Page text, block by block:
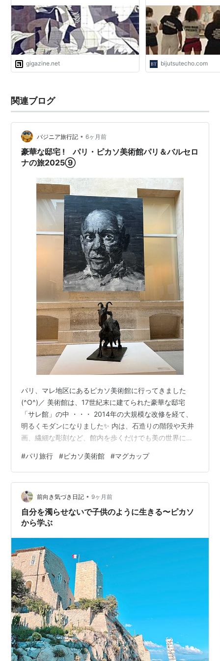
gigazine.net bijutsutecho.com
関連ブログ
バジニア旅行記 • 6ヶ月前
豪華な邸宅 ! パリ・ピカソ美術館パリ＆バルセロ
ナの旅2025⑨
パリ、マレ地区にあるピカソ美術館に行ってきました
(^O^)／ 美術館は、17世紀末に建てられた豪華な邸宅
「サレ館」の中 ・・・ 2014年の大規模な改修を経て、
明るくモダンになりました✨ 内は、石造りの階段や天井
画、繊細な彫刻など、館内を歩くだけでも美の世界に浸
描、セラミック、版画など、5,000点を超えるピカソの
作品 がありました ! 作品は年代順に展示されていて～ 青
の時代、バラの時代、キュビスムなど、ピカソの様々な
時代がズラーリ ! 特に印象的だったのは、ビーチにいる2
人の少女 柔らかくて、力強くて～思わず立ち止まって見
入ってしまいま…
#パリ旅行 #ピカソ美術館 #マグカップ
前向き気づき日記 • 9ヶ月前
自分を濁らせないで子供のように生きる〜ピカソ
から学ぶ